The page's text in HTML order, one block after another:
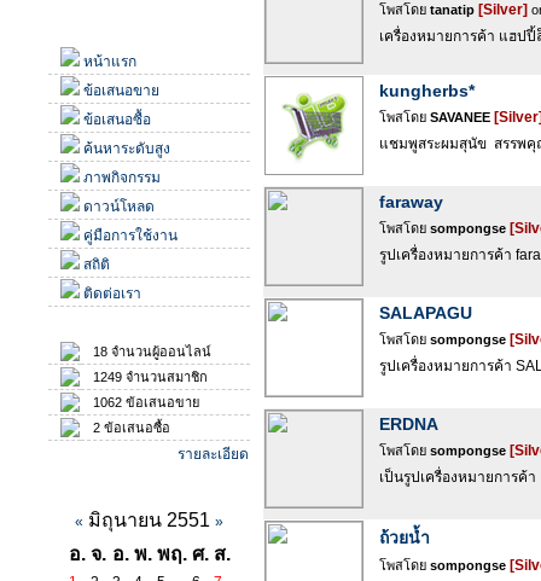
หน้าแรก
ข้อเสนอขาย
ข้อเสนอซื้อ
ค้นหาระดับสูง
ภาพกิจกรรม
ดาวน์โหลด
คู่มือการใช้งาน
สถิติ
ติดต่อเรา
18 จำนวนผู้ออนไลน์
1249 จำนวนสมาชิก
1062 ข้อเสนอขาย
2 ข้อเสนอซื้อ
รายละเอียด
« มิถุนายน 2551 »
อ. จ. อ. พ. พฤ. ศ. ส.
โพสโดย tanatip [Silver]
เครื่องหมายการค้า แฮปปี้
kungherbs*
โพสโดย SAVANEE
แชมพูสระผมสุนัข สรรพคุ
faraway
โพสโดย sompongse
รูปเครื่องหมายการค้า
SALAPAGU
โพสโดย sompongse
รูปเครื่องหมายการค้า
ERDNA
โพสโดย sompongse
เป็นรูปเครื่องหมายการค้
ถ้วยน้ำ
โพสโดย sompongse